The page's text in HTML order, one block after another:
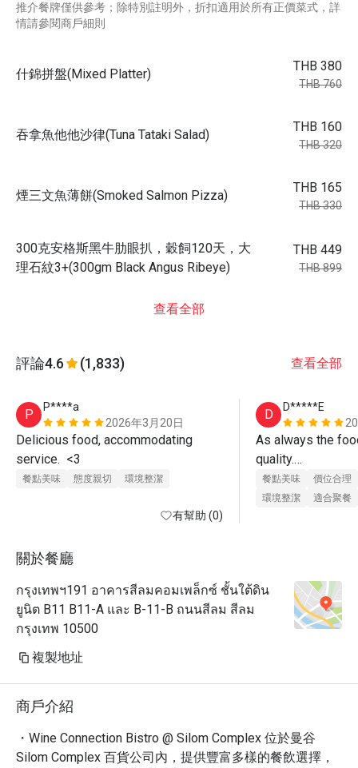
推介餐牌僅供參考；除特別註明外，折扣適用於所有正價菜式，詳
情請參閱商戶細則
什錦拼盤(Mixed Platter)
THB 380
THB 760
吞拿魚他他沙律(Tuna Tataki Salad)
THB 160
THB 320
煙三文魚薄餅(Smoked Salmon Pizza)
THB 165
THB 330
300克安格斯黑牛肋眼扒，穀飼120天，大
理石紋3+(300gm Black Angus Ribeye)
THB 449
THB 899
查看全部
評論4.6 (1,833) 查看全部
P
P****a
2026年3月20日
Delicious food, accommodating
service.  <3
餐點美味 態度親切 環境整潔
有幫助 (0)
D
D*****E
As always the
quality.
Beef Burger
was delicious,
recommended.
餐點美味
價位合理
環境整潔
適合聚餐
關於餐廳
กรุงเทพฯ191 อาคารสีลมคอมเพล็กซ์ ชั้นใต้ดิน
ยูนิต B11 B11-A และ B-11-B ถนนสีลม สีลม
กรุงเทพ 10500
複製地址
商戶介紹
・Wine Connection Bistro @ Silom Complex 位於曼谷
Silom Complex 百貨公司內，提供豐富多樣的餐飲選擇，